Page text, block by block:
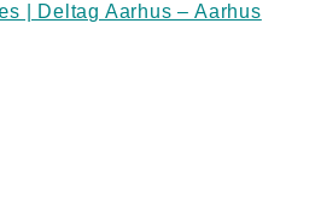
| Deltag Aarhus – Aarhus